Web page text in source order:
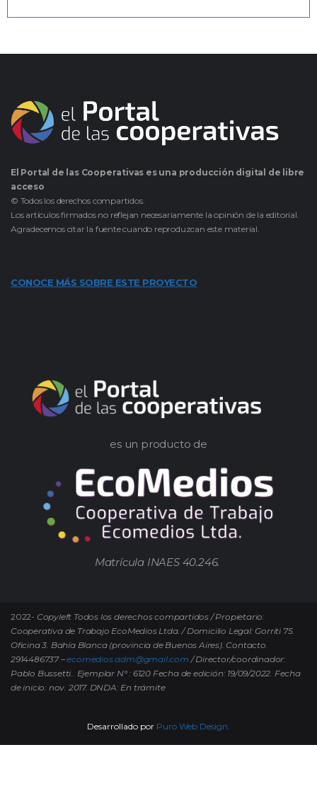
El Portal de las Cooperativas es una producción digital de libre
acceso
© Todos los derechos compartidos.
Los artículos firmados no reflejan necesariamente la opinión de la editorial.
Agradecemos citar la fuente cuando reproduzcan este material.
CONOCE MÁS SOBRE ESTE PROYECTO
es un producto de
Matrícula INAES 40.246.
2022- Copyleft Todos los derechos compartidos / Propietario:
Cooperativa de Trabajo EcoMedios Ltda. / Domicilio Legal: Gorriti 75.
Oficina 3. Bahía Blanca (provincia de Buenos Aires). Contacto.
2914486737 –ecomedios.adm@gmail.com / Director/coordinador:
Pablo Bussetti.. Ejemplar N° : 6120 Fecha de edición: 19/09/2022. Fecha
de inicio: nov. 2017. DNDA: En trámite
Desarrollado por Puro Web Design.